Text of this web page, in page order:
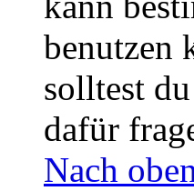
benutzen
solltest
dafür
Nach